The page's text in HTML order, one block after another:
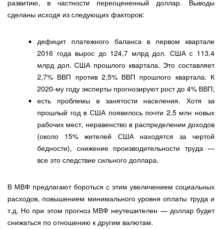
развитию, в частности переоцененный доллар. Выводы
сделаны исходя из следующих факторов:
дефицит платежного баланса в первом квартале
2016 года вырос до 124,7 млрд дол. США с 113,4
млрд дол. США прошлого квартала. Это составляет
2,7% ВВП против 2,5% ВВП прошлого квартала. К
2020-му году эксперты прогнозируют рост до 4% ВВП;
есть проблемы в занятости населения. Хотя за
прошлый год в США появилось почти 2,5 млн новых
рабочих мест, неравенство в распределении доходов
(около 15% жителей США находятся за чертой
бедности), снижение производительности труда —
все это следствие сильного доллара.
В МВФ предлагают бороться с этим увеличением социальных
расходов, повышением минимального уровня оплаты труда и
т.д. Но при этом прогноз МВФ неутешителен — доллар будет
снижаться по отношению к другим валютам.